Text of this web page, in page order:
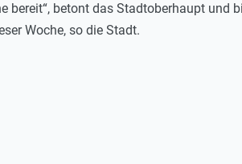
bereit“, betont das Stadtoberhaupt und
Woche, so die Stadt.